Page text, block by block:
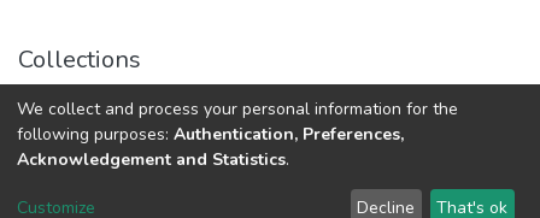
Collections
Магістерські роботи (КІТВП)
Магістерські роботи
DSpace software copyright © 2002-2026 LYRASIS
We collect and process your personal information for the
following purposes: Authentication, Preferences,
Acknowledgement and Statistics.
Customize Decline That's ok